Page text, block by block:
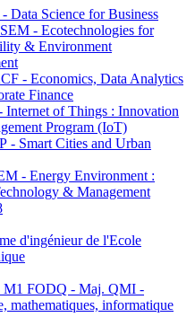
Data Science for Business
- Ecotechnologies for
& Environment
- Economics, Data Analytics
Finance
of Things : Innovation
Program (IoT)
- Smart Cities and Urban
- Energy Environment :
& Management
d'ingénieur de l'Ecole
FODQ - Maj. QMI -
mathematiques, informatique